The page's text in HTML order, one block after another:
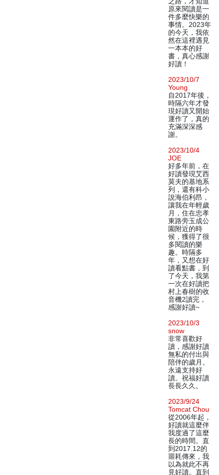
原來閱讀是一
件多麼快樂的
事情。2023年
的今天，我依
然在這裡遇見
一本本的好
書，真心感謝
好讀！
2023/10/7
Young
自2017年後，
時隔六年才發
現好讀又開始
運作了，真的
充滿深深感
謝。
2023/10/4
JOE
好多年前，在
好讀發現艾西
莫夫的基地系
列，還有科小
說海伯利昂，
讓我在年輕歲
月，住在忠孝
東路旁玉成公
園附近的時
候，獲得了很
多閱讀的樂
趣。時隔多
年，又想在好
讀看點書，到
了今天，我第
一次在好讀把
村上春樹的收
音機2讀完，
感謝好讀~
2023/10/3
snow
非常喜歡好
讀，感謝好讀
無私的付出與
陪伴的歲月。
永遠支持好
讀。祝福好讀
長長久久。
2023/9/24
Tomcat Chou
從2006年起，
好讀就這麼伴
我度過了這麼
長的時間。直
到2017.12的
噩耗傳來，我
以為就此不再
見好讀。直到